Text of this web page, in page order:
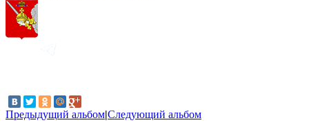
Предыдущий альбом|Следующий альбом